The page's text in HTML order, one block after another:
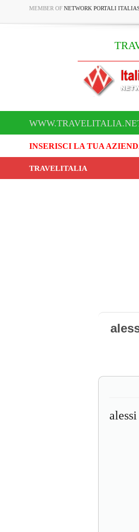
MEMBER OF NETWORK PORTALI
INSERISCI LA TUA
TRAVELITALIA